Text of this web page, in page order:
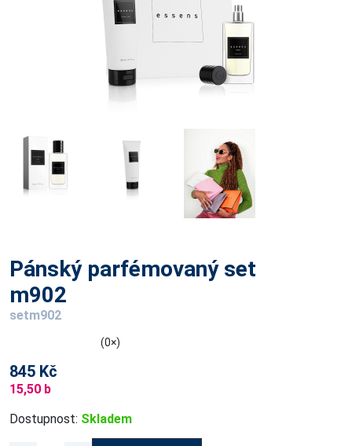
Pánský parfémovaný set
m902
setm902
(0×)
845 Kč
15,50 b
Dostupnost: Skladem